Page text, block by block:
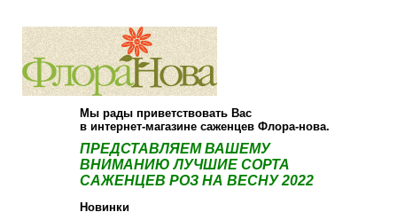
Мы рады приветствовать Вас
в интернет-магазине саженцев Флора-нова.
ПРЕДСТАВЛЯЕМ ВАШЕМУ
ВНИМАНИЮ ЛУЧШИЕ СОРТА
САЖЕНЦЕВ РОЗ НА ВЕСНУ 2022
Новинки